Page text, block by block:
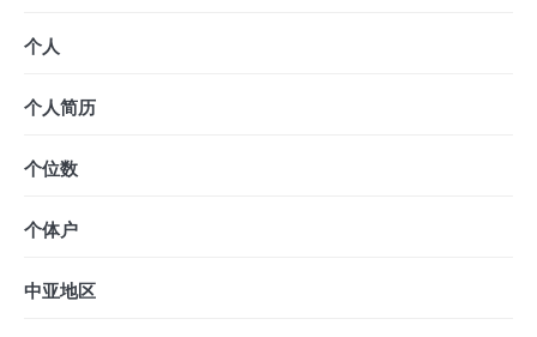
个人
个人简历
个位数
个体户
中亚地区